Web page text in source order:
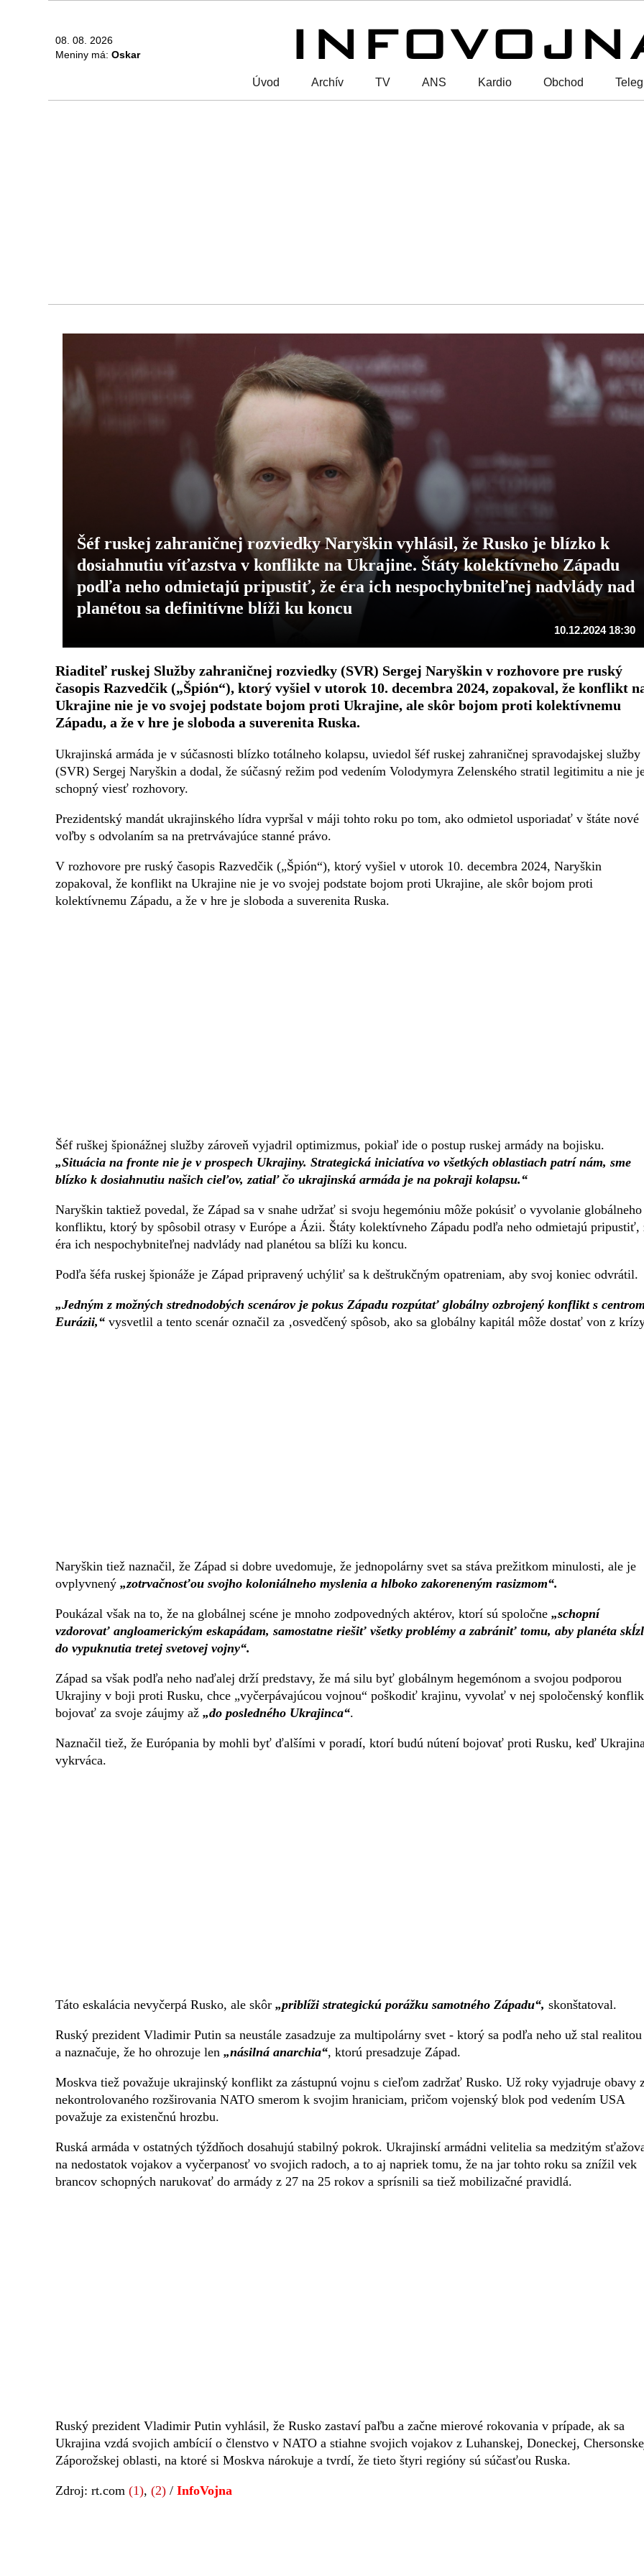
08. 08. 2026
Meniny má: Oskar
Úvod Archív TV ANS Kardio Obchod
Šéf ruskej zahraničnej rozviedky Naryškin vyhlásil, že Rusko je blízko k
dosiahnutiu víťazstva v konflikte na Ukrajine. Štáty kolektívneho Západu
podľa neho odmietajú pripustiť, že éra ich nespochybniteľnej nadvlády nad
planétou sa definitívne blíži ku koncu
10.12.2024 18:30
Riaditeľ ruskej Služby zahraničnej rozviedky (SVR) Sergej Naryškin v rozhovore pre ruský
časopis Razvedčik („Špión“), ktorý vyšiel v utorok 10. decembra 2024, zopakoval, že konflikt
Ukrajine nie je vo svojej podstate bojom proti Ukrajine, ale skôr bojom proti kolektívnemu
Západu, a že v hre je sloboda a suverenita Ruska.
Ukrajinská armáda je v súčasnosti blízko totálneho kolapsu, uviedol šéf ruskej zahraničnej spravodajskej služby
(SVR) Sergej Naryškin a dodal, že súčasný režim pod vedením Volodymyra Zelenského stratil legitimitu a nie
schopný viesť rozhovory.
Prezidentský mandát ukrajinského lídra vypršal v máji tohto roku po tom, ako odmietol usporiadať v štáte nové
voľby s odvolaním sa na pretrvávajúce stanné právo.
V rozhovore pre ruský časopis Razvedčik („Špión“), ktorý vyšiel v utorok 10. decembra 2024, Naryškin
zopakoval, že konflikt na Ukrajine nie je vo svojej podstate bojom proti Ukrajine, ale skôr bojom proti
kolektívnemu Západu, a že v hre je sloboda a suverenita Ruska.
Šéf ruškej špionážnej služby zároveň vyjadril optimizmus, pokiaľ ide o postup ruskej armády na bojisku.
„Situácia na fronte nie je v prospech Ukrajiny. Strategická iniciatíva vo všetkých oblastiach patrí nám, sme
blízko k dosiahnutiu našich cieľov, zatiaľ čo ukrajinská armáda je na pokraji kolapsu.“
Naryškin taktiež povedal, že Západ sa v snahe udržať si svoju hegemóniu môže pokúsiť o vyvolanie globálneho
konfliktu, ktorý by spôsobil otrasy v Európe a Ázii. Štáty kolektívneho Západu podľa neho odmietajú pripustiť,
éra ich nespochybniteľnej nadvlády nad planétou sa blíži ku koncu.
Podľa šéfa ruskej špionáže je Západ pripravený uchýliť sa k deštrukčným opatreniam, aby svoj koniec odvrátil.
„Jedným z možných strednodobých scenárov je pokus Západu rozpútať globálny ozbrojený konflikt s
Eurázii,“ vysvetlil a tento scenár označil za ‚osvedčený spôsob, ako sa globálny kapitál môže dostať von z
Naryškin tiež naznačil, že Západ si dobre uvedomuje, že jednopolárny svet sa stáva prežitkom minulosti, ale je
ovplyvnený „zotrvačnosťou svojho koloniálneho myslenia a hlboko zakoreneným rasizmom“.
Poukázal však na to, že na globálnej scéne je mnoho zodpovedných aktérov, ktorí sú spoločne „schopní
vzdorovať angloamerickým eskapádam, samostatne riešiť všetky problémy a zabrániť tomu, aby planéta
do vypuknutia tretej svetovej vojny“.
Západ sa však podľa neho naďalej drží predstavy, že má silu byť globálnym hegemónom a svojou podporou
Ukrajiny v boji proti Rusku, chce „vyčerpávajúcou vojnou“ poškodiť krajinu, vyvolať v nej spoločenský
bojovať za svoje záujmy až „do posledného Ukrajinca“.
Naznačil tiež, že Európania by mohli byť ďalšími v poradí, ktorí budú nútení bojovať proti Rusku, keď
vykrváca.
Táto eskalácia nevyčerpá Rusko, ale skôr „priblíži strategickú porážku samotného Západu“, skonštatoval.
Ruský prezident Vladimir Putin sa neustále zasadzuje za multipolárny svet - ktorý sa podľa neho už stal
a naznačuje, že ho ohrozuje len „násilná anarchia“, ktorú presadzuje Západ.
Moskva tiež považuje ukrajinský konflikt za zástupnú vojnu s cieľom zadržať Rusko. Už roky vyjadruje obavy
nekontrolovaného rozširovania NATO smerom k svojim hraniciam, pričom vojenský blok pod vedením USA
považuje za existenčnú hrozbu.
Ruská armáda v ostatných týždňoch dosahujú stabilný pokrok. Ukrajinskí armádni velitelia sa medzitým
na nedostatok vojakov a vyčerpanosť vo svojich radoch, a to aj napriek tomu, že na jar tohto roku sa znížil vek
brancov schopných narukovať do armády z 27 na 25 rokov a sprísnili sa tiež mobilizačné pravidlá.
Ruský prezident Vladimir Putin vyhlásil, že Rusko zastaví paľbu a začne mierové rokovania v prípade, ak sa
Ukrajina vzdá svojich ambícií o členstvo v NATO a stiahne svojich vojakov z Luhanskej, Doneckej,
Záporožskej oblasti, na ktoré si Moskva nárokuje a tvrdí, že tieto štyri regióny sú súčasťou Ruska.
Zdroj: rt.com (1), (2) / InfoVojna